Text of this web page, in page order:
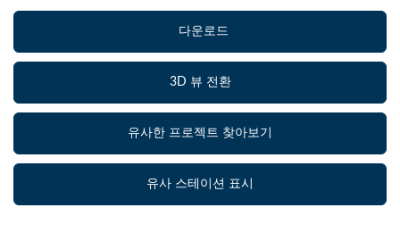
다운로드
3D 뷰 전환
유사한 프로젝트 찾아보기
유사 스테이션 표시